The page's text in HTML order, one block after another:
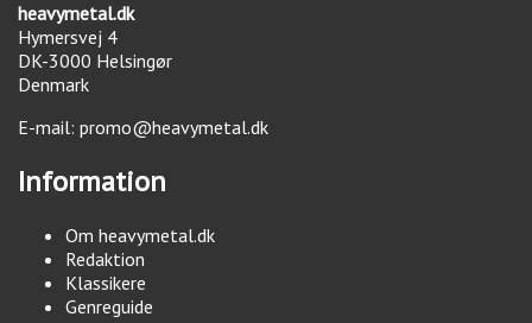
heavymetal.dk
Hymersvej 4
DK-3000 Helsingør
Denmark
E-mail: promo@heavymetal.dk
Information
Om heavymetal.dk
Redaktion
Klassikere
Genreguide